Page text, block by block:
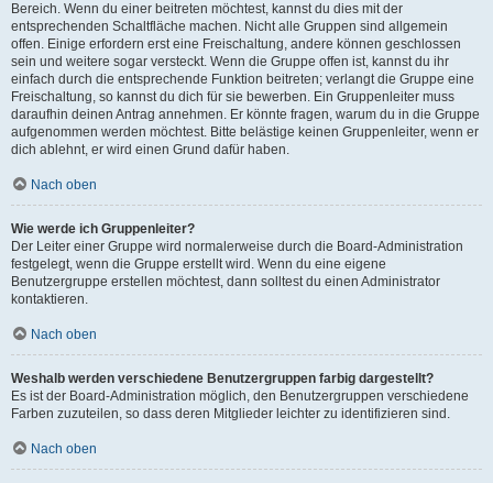
Bereich. Wenn du einer beitreten möchtest, kannst du dies mit der
entsprechenden Schaltfläche machen. Nicht alle Gruppen sind allgemein
offen. Einige erfordern erst eine Freischaltung, andere können geschlossen
sein und weitere sogar versteckt. Wenn die Gruppe offen ist, kannst du ihr
einfach durch die entsprechende Funktion beitreten; verlangt die Gruppe eine
Freischaltung, so kannst du dich für sie bewerben. Ein Gruppenleiter muss
daraufhin deinen Antrag annehmen. Er könnte fragen, warum du in die Gruppe
aufgenommen werden möchtest. Bitte belästige keinen Gruppenleiter, wenn er
dich ablehnt, er wird einen Grund dafür haben.
Nach oben
Wie werde ich Gruppenleiter?
Der Leiter einer Gruppe wird normalerweise durch die Board-Administration
festgelegt, wenn die Gruppe erstellt wird. Wenn du eine eigene
Benutzergruppe erstellen möchtest, dann solltest du einen Administrator
kontaktieren.
Nach oben
Weshalb werden verschiedene Benutzergruppen farbig dargestellt?
Es ist der Board-Administration möglich, den Benutzergruppen verschiedene
Farben zuzuteilen, so dass deren Mitglieder leichter zu identifizieren sind.
Nach oben